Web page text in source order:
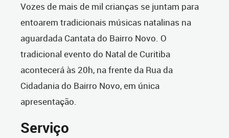
Vozes de mais de mil crianças se juntam para
entoarem tradicionais músicas natalinas na
aguardada Cantata do Bairro Novo. O
tradicional evento do Natal de Curitiba
acontecerá às 20h, na frente da Rua da
Cidadania do Bairro Novo, em única
apresentação.
Serviço